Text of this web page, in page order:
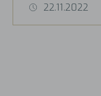
22.11.2022